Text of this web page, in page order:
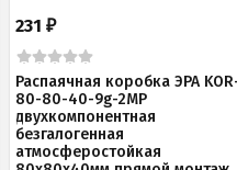
231₽
Распаячная коробка ЭРА
80-80-40-9g-2MP
двухкомпонентная
безгалогенная
атмосферостойкая